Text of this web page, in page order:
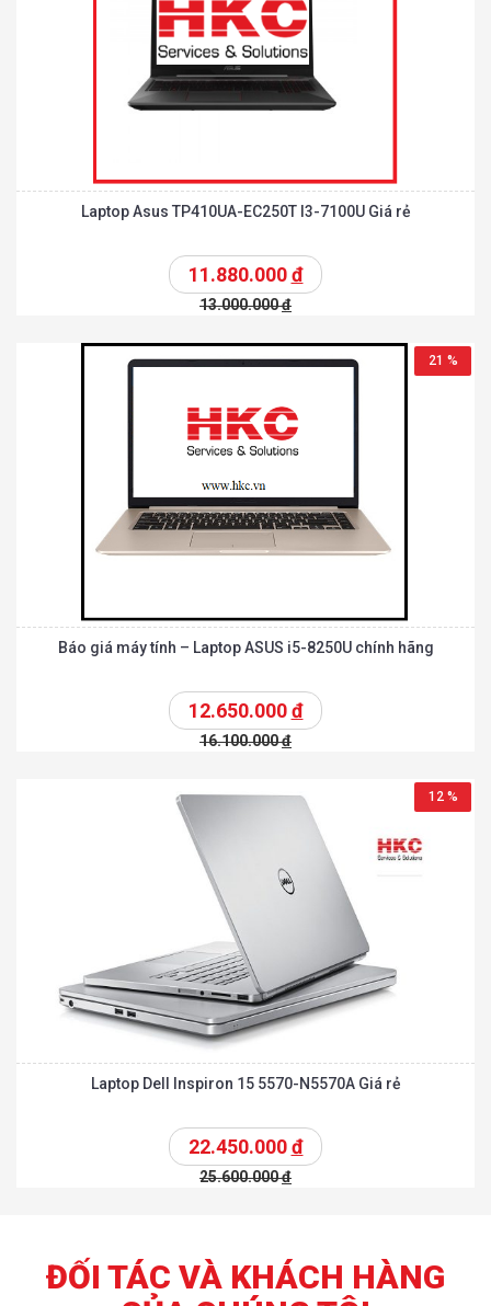
Laptop Asus TP410UA-EC250T I3-7100U Giá rẻ
11.880.000đ
13.000.000đ
21 %
Báo giá máy tính – Laptop ASUS i5-8250U chính hãng
12.650.000đ
16.100.000đ
12 %
Laptop Dell Inspiron 15 5570-N5570A Giá rẻ
22.450.000đ
25.600.000đ
ĐỐI TÁC VÀ KHÁCH HÀNG